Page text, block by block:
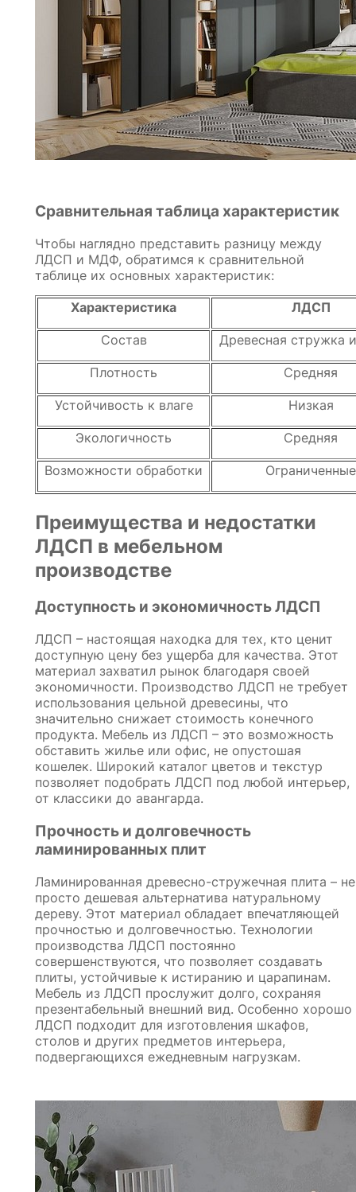
Сравнительная таблица характеристик
Чтобы наглядно представить разницу между
ЛДСП и МДФ, обратимся к сравнительной
таблице их основных характеристик:
Характеристика
ЛДСП
Состав Древесная стружка
Плотность Средняя
Устойчивость к влаге Низкая
Экологичность Средняя
Возможности обработки Ограниченные
Преимущества и недостатки
ЛДСП в мебельном
производстве
Доступность и экономичность ЛДСП
ЛДСП – настоящая находка для тех, кто ценит
доступную цену без ущерба для качества. Этот
материал захватил рынок благодаря своей
экономичности. Производство ЛДСП не требует
использования цельной древесины, что
значительно снижает стоимость конечного
продукта. Мебель из ЛДСП – это возможность
обставить жилье или офис, не опустошая
кошелек. Широкий каталог цветов и текстур
позволяет подобрать ЛДСП под любой интерьер,
от классики до авангарда.
Прочность и долговечность
ламинированных плит
Ламинированная древесно-стружечная плита – не
просто дешевая альтернатива натуральному
дереву. Этот материал обладает впечатляющей
прочностью и долговечностью. Технологии
производства ЛДСП постоянно
совершенствуются, что позволяет создавать
плиты, устойчивые к истиранию и царапинам.
Мебель из ЛДСП прослужит долго, сохраняя
презентабельный внешний вид. Особенно хорошо
ЛДСП подходит для изготовления шкафов,
столов и других предметов интерьера,
подвергающихся ежедневным нагрузкам.